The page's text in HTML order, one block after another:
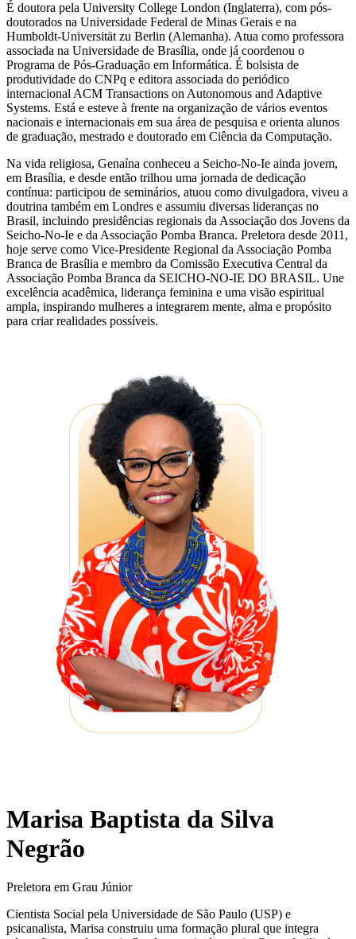
É doutora pela University College London (Inglaterra), com pós-
doutorados na Universidade Federal de Minas Gerais e na
Humboldt-Universität zu Berlin (Alemanha). Atua como professora
associada na Universidade de Brasília, onde já coordenou o
Programa de Pós-Graduação em Informática. É bolsista de
produtividade do CNPq e editora associada do periódico
internacional ACM Transactions on Autonomous and Adaptive
Systems. Está e esteve à frente na organização de vários eventos
nacionais e internacionais em sua área de pesquisa e orienta alunos
de graduação, mestrado e doutorado em Ciência da Computação.
Na vida religiosa, Genaína conheceu a Seicho-No-Ie ainda jovem,
em Brasília, e desde então trilhou uma jornada de dedicação
contínua: participou de seminários, atuou como divulgadora, viveu a
doutrina também em Londres e assumiu diversas lideranças no
Brasil, incluindo presidências regionais da Associação dos Jovens da
Seicho-No-Ie e da Associação Pomba Branca. Preletora desde 2011,
hoje serve como Vice-Presidente Regional da Associação Pomba
Branca de Brasília e membro da Comissão Executiva Central da
Associação Pomba Branca da SEICHO-NO-IE DO BRASIL. Une
excelência acadêmica, liderança feminina e uma visão espiritual
ampla, inspirando mulheres a integrarem mente, alma e propósito
para criar realidades possíveis.
Marisa Baptista da Silva
Negrão
Preletora em Grau Júnior
Cientista Social pela Universidade de São Paulo (USP) e
psicanalista, Marisa construiu uma formação plural que integra